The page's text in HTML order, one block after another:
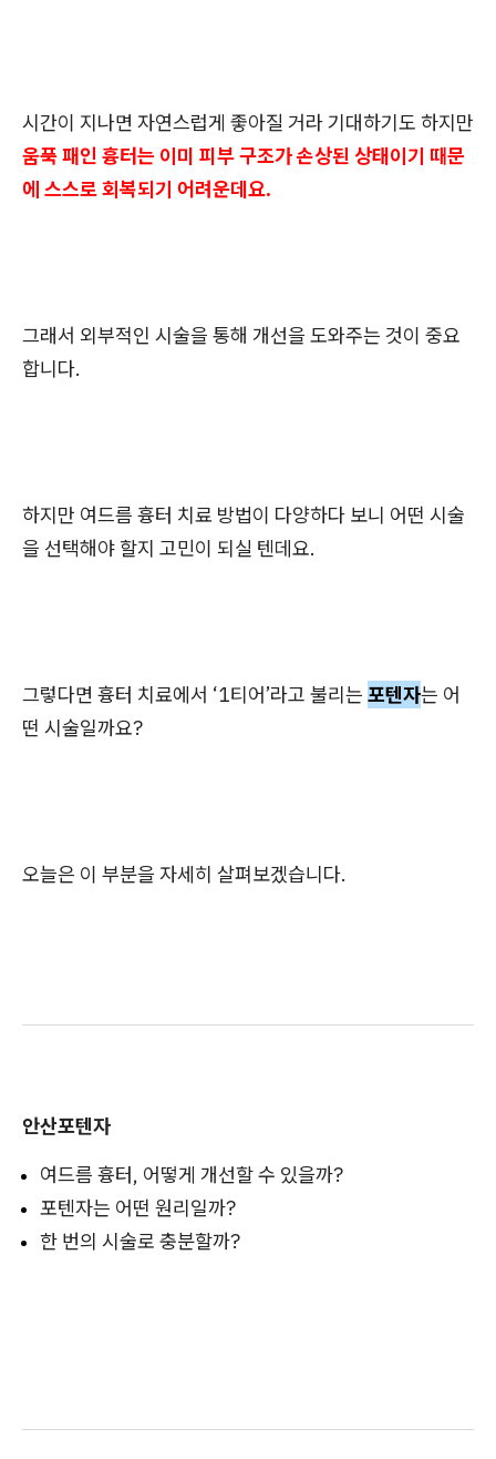
시간이 지나면 자연스럽게 좋아질 거라 기대하기도 하지만
움푹 패인 흉터는 이미 피부 구조가 손상된 상태이기 때문
에 스스로 회복되기 어려운데요.
그래서 외부적인 시술을 통해 개선을 도와주는 것이 중요
합니다.
하지만 여드름 흉터 치료 방법이 다양하다 보니 어떤 시술
을 선택해야 할지 고민이 되실 텐데요.
그렇다면 흉터 치료에서 ‘1티어’라고 불리는 포텐자는 어
떤 시술일까요?
오늘은 이 부분을 자세히 살펴보겠습니다.
안산포텐자
여드름 흉터, 어떻게 개선할 수 있을까?
포텐자는 어떤 원리일까?
한 번의 시술로 충분할까?